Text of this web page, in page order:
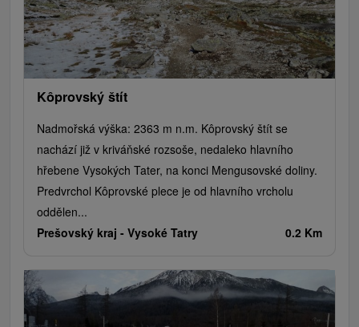
Kôprovský štít
Nadmořská výška: 2363 m n.m. Kôprovský štít se
nachází již v kriváňské rozsoše, nedaleko hlavního
hřebene Vysokých Tater, na konci Mengusovské doliny.
Predvrchol Kôprovské plece je od hlavního vrcholu
oddělen...
Prešovský kraj - Vysoké Tatry 0.2 Km